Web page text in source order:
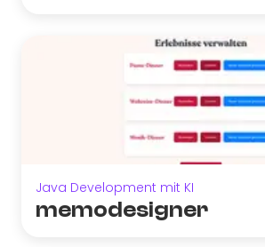
Java Development mit KI
memodesigner